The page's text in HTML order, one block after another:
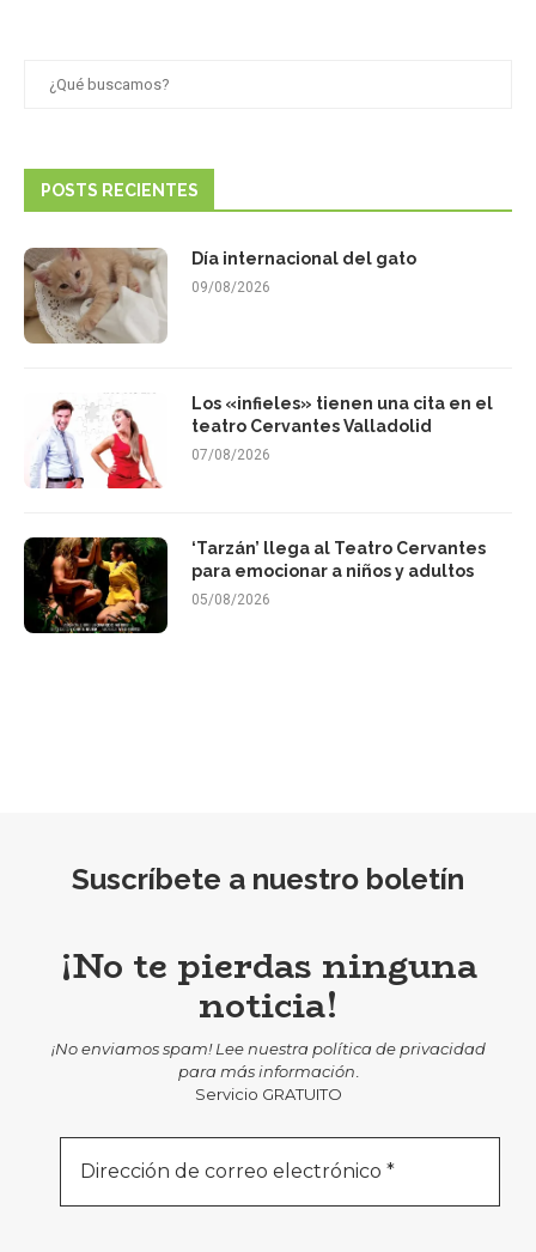
POSTS RECIENTES
Día internacional del gato
09/08/2026
Los «infieles» tienen una cita en el
teatro Cervantes Valladolid
07/08/2026
‘Tarzán’ llega al Teatro Cervantes
para emocionar a niños y adultos
05/08/2026
Suscríbete a nuestro boletín
¡No te pierdas ninguna
noticia!
¡No enviamos spam! Lee nuestra política de privacidad
para más información
Servicio GRATUITO